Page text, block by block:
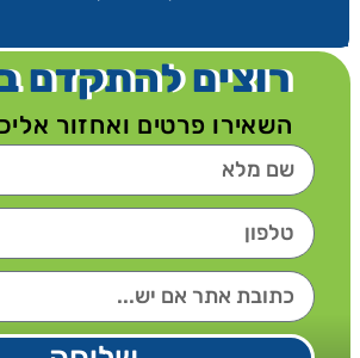
רוצים להתקדם
השאירו פרטים ואחזור